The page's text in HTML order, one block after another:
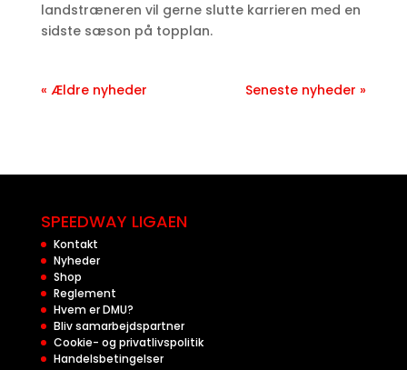
landstræneren vil gerne slutte karrieren med en
sidste sæson på topplan.​
« Ældre nyheder Seneste nyheder »
SPEEDWAY LIGAEN
Kontakt
Nyheder
Shop
Reglement
Hvem er DMU?
Bliv samarbejdspartner
Cookie- og privatlivspolitik
Handelsbetingelser